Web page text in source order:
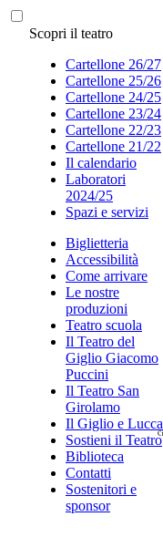
Scopri il teatro
Cartellone 26/27
Cartellone 25/26
Cartellone 24/25
Cartellone 23/24
Cartellone 22/23
Cartellone 21/22
Il calendario
Laboratori
2024/25
Spazi e servizi
Biglietteria
Accessibilità
Come arrivare
Le nostre
produzioni
Teatro scuola
Il Teatro del
Giglio Giacomo
Puccini
Il Teatro San
Girolamo
Il Giglio e Lucca
Sostieni il Teatro
Biblioteca
Contatti
Sostenitori e
sponsor